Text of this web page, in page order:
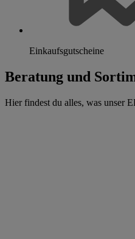
Einkaufsgutscheine
Beratung und
Hier findest du alles, was unser